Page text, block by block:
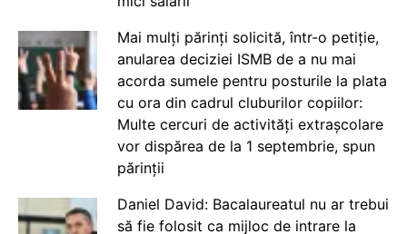
Mai mulți părinți solicită, într-o petiție,
anularea deciziei ISMB de a nu mai
acorda sumele pentru posturile la plata
cu ora din cadrul cluburilor copiilor:
Multe cercuri de activități extrașcolare
vor dispărea de la 1 septembrie, spun
părinții
Daniel David: Bacalaureatul nu ar trebui
să fie folosit ca mijloc de intrare la